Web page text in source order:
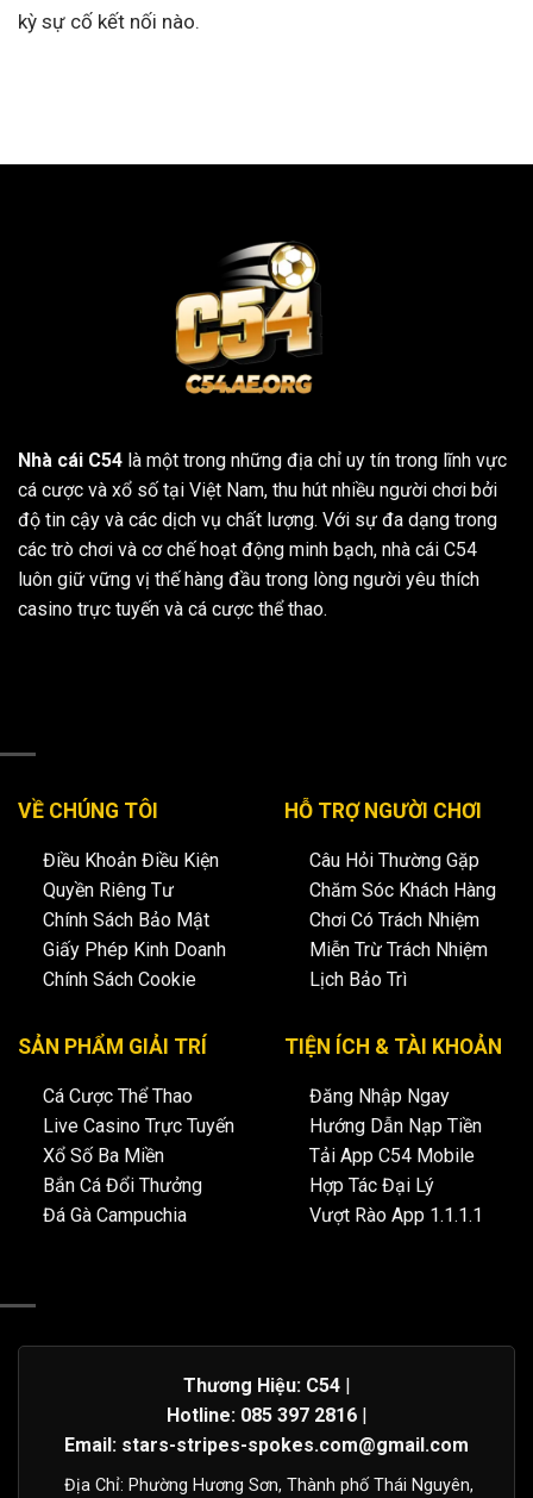
kỳ sự cố kết nối nào.
Nhà cái C54 là một trong những địa chỉ uy tín trong lĩnh vực
cá cược và xổ số tại Việt Nam, thu hút nhiều người chơi bởi
độ tin cậy và các dịch vụ chất lượng. Với sự đa dạng trong
các trò chơi và cơ chế hoạt động minh bạch, nhà cái C54
luôn giữ vững vị thế hàng đầu trong lòng người yêu thích
casino trực tuyến và cá cược thể thao.
VỀ CHÚNG TÔI
Điều Khoản Điều Kiện
Quyền Riêng Tư
Chính Sách Bảo Mật
Giấy Phép Kinh Doanh
Chính Sách Cookie
HỖ TRỢ NGƯỜI CHƠI
Câu Hỏi Thường Gặp
Chăm Sóc Khách Hàng
Chơi Có Trách Nhiệm
Miễn Trừ Trách Nhiệm
Lịch Bảo Trì
SẢN PHẨM GIẢI TRÍ
Cá Cược Thể Thao
Live Casino Trực Tuyến
Xổ Số Ba Miền
Bắn Cá Đổi Thưởng
Đá Gà Campuchia
TIỆN ÍCH & TÀI KHOẢN
Đăng Nhập Ngay
Hướng Dẫn Nạp Tiền
Tải App C54 Mobile
Hợp Tác Đại Lý
Vượt Rào App 1.1.1.1
Thương Hiệu: C54|
Hotline: 085 397 2816|
Email: stars-stripes-spokes.com@gmail.com
Địa Chỉ: Phường Hương Sơn, Thành phố Thái Nguyên,